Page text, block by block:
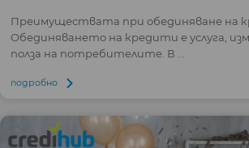
Преимуществата при обединяване на
Обединяването на кредити е услуга,
полза на потребителите. В ...
подробно